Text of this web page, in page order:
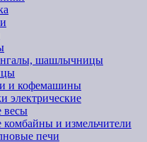
шашлычницы
и кофемашины
электрические
весы
и измельчители
печи